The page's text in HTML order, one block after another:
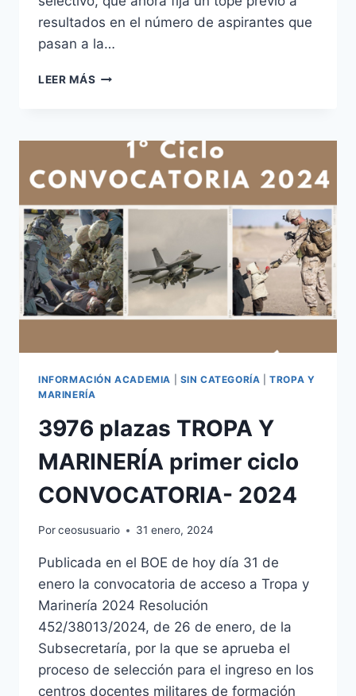
resultados en el número de aspirantes que
pasan a la…
LEER MÁS SUPUESTOS
CNP
EE38
CONVOCATORIA
2023
SIGUE
EL
PROCESO
SELECTIVO
INFORMACIÓN ACADEMIA SIN CATEGORÍA |TROPA Y
MARINERÍA
3976 plazas TROPA Y
MARINERÍA primer ciclo
CONVOCATORIA- 2024
Porceosusuario 31 enero, 2024
Publicada en el BOE de hoy día 31 de
enero la convocatoria de acceso a Tropa y
Marinería 2024 Resolución
452/38013/2024, de 26 de enero, de la
Subsecretaría, por la que se aprueba el
proceso de selección para el ingreso en los
centros docentes militares de formación